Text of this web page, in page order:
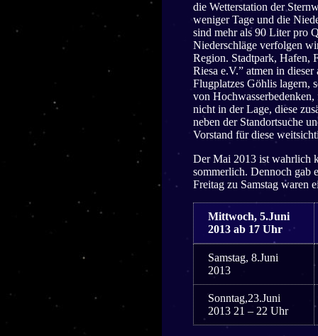
die Wetterstation der
weniger Tage und die
sind mehr als 90 Liter pro
Niederschläge verfolgen
Region. Stadtpark, Hafen,
Riesa e.V.” atmen in
Flugplatzes Göhlis lagern,
von
nicht in der Lage, diese
neben der Standortsuche
Vorstand für diese
Der Mai 2013 ist wahrlich
sommerlich. Dennoch gab
Freitag zu Samstag waren
Mittwoch, 5.Juni
2013 ab 17 Uhr
Samstag, 8.Juni
2013
Sonntag,23.Juni
2013 21 – 22 Uhr